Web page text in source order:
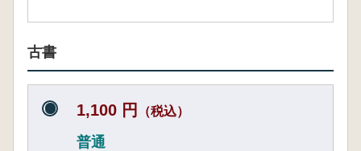
古書
1,100 円 （税込）
普通